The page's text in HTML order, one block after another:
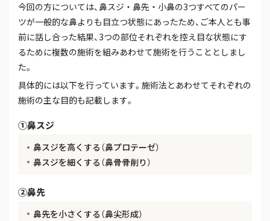
今回の方については、鼻スジ・鼻先・小鼻の3つすべてのパー
ツが一般的な鼻よりも目立つ状態にあったため、ご本人とも事
前に話し合った結果、3つの部位それぞれを控え目な状態にす
るために複数の施術を組みあわせて施術を行うこととしまし
た。
具体的には以下を行っています。施術法とあわせてそれぞれの
施術の主な目的も記載します。
①鼻スジ
鼻スジを高くする（鼻プロテーゼ）
鼻スジを細くする（鼻骨骨削り）
②鼻先
鼻先を小さくする（鼻尖形成）